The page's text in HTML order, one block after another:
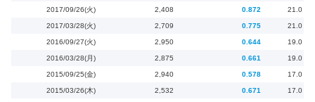
2017/09/26(火) 2,408 0.872 21.0
2017/03/28(火) 2,709 0.775 21.0
2016/09/27(火) 2,950 0.644 19.0
2016/03/28(月) 2,875 0.661 19.0
2015/09/25(金) 2,940 0.578 17.0
2015/03/26(木) 2,532 0.671 17.0